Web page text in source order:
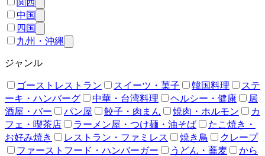
中国
四国
九州・沖縄
ジャンル
ゴーストレストラン スイーツ・菓子 韓国料理
ステ
ーキ・ハンバーグ
中華・台湾料理 ヘルシー・健康
居
酒屋・バー
パン屋 餃子・肉まん 焼肉・ホルモン
カ
フェ・喫茶店
ラーメン屋・つけ麺・油そば
たこ焼き・
お好み焼き
レストラン・ファミレス 焼き鳥
クレープ
ファーストフード・ハンバーガー
うどん・蕎麦
から